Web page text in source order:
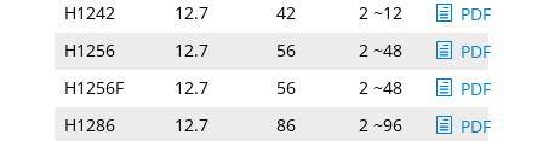
H1242
12.7 42 2 ~12
PDF
H1256
12.7 56 2 ~48
PDF
H1256F
12.7 56 2 ~48
PDF
H1286
12.7 86 2 ~96
PDF